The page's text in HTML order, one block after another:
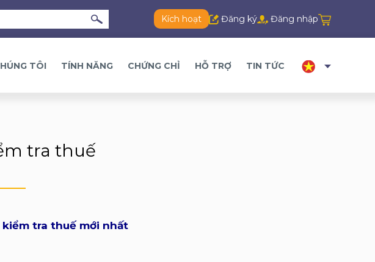
Kích hoạt Đăng ký Đăng nhập
TÔI TÍNH NĂNG CHỨNG CHỈ HỖ TRỢ TIN TỨC
tra thuế
tra thuế mới nhất